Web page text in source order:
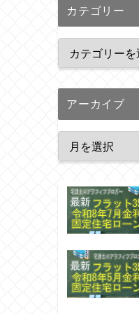
カテゴリー
アーカイブ